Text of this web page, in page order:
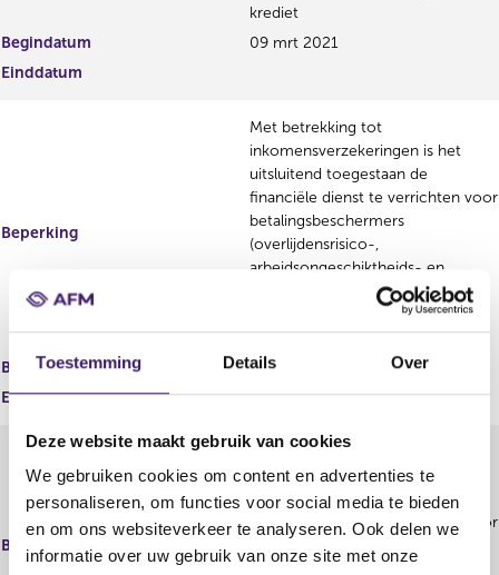
Toestemming Details Over
Deze website maakt gebruik van cookies
We gebruiken cookies om content en advertenties te
personaliseren, om functies voor social media te bieden
en om ons websiteverkeer te analyseren. Ook delen we
informatie over uw gebruik van onze site met onze
krediet
Begindatum
09 mrt 2021
Einddatum
Beperking
Met betrekking tot
inkomensverzekeringen is het
uitsluitend toegestaan de
financiële dienst te verrichten voor
betalingsbeschermers
(overlijdensrisico-,
arbeidsongeschiktheids- en
werkloosheidsverzekeringen) in
combinatie met hypothecair
krediet
Begindatum
09 mrt 2021
Einddatum
Beperking
Met betrekking tot
inkomensverzekeringen is het
uitsluitend toegestaan de
financiële dienst te verrichten voor
betalingsbeschermers